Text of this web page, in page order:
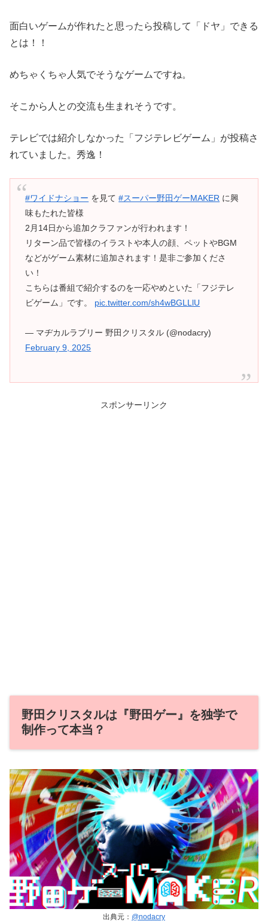
面白いゲームが作れたと思ったら投稿して「ドヤ」できる
とは！！
めちゃくちゃ人気でそうなゲームですね。
そこから人との交流も生まれそうです。
テレビでは紹介しなかった「フジテレビゲーム」が投稿さ
れていました。秀逸！
#ワイドナショー を見て#スーパー野田ゲーMAKER に興
味もたれた皆様
2月14日から追加クラファンが行われます！
リターン品で皆様のイラストや本人の顔、ペットやBGM
などがゲーム素材に追加されます！是非ご参加くださ
い！
こちらは番組で紹介するのを一応やめといた「フジテレ
ビゲーム」です。 pic.twitter.com/sh4wBGLLlU
— マヂカルラブリー 野田クリスタル (@nodacry)
February 9, 2025
スポンサーリンク
野田クリスタルは『野田ゲー』を独学で
制作って本当？
出典元： @nodacry